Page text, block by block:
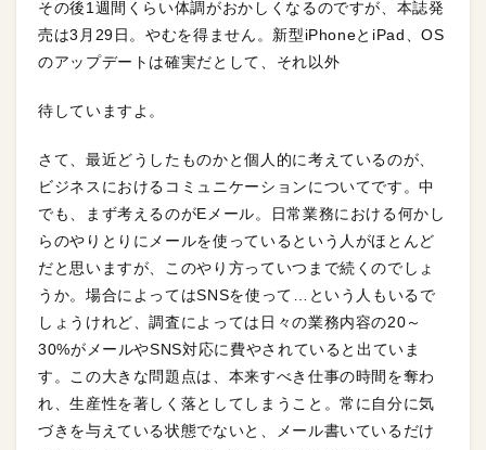
その後1週間くらい体調がおかしくなるのですが、本誌発
売は3月29日。やむを得ません。新型iPhoneとiPad、OS
のアップデートは確実だとして、それ以外
待していますよ。
さて、最近どうしたものかと個人的に考えているのが、
ビジネスにおけるコミュニケーションについてです。中
でも、まず考えるのがEメール。日常業務における何かし
らのやりとりにメールを使っているという人がほとんど
だと思いますが、このやり方っていつまで続くのでしょ
うか。場合によってはSNSを使って…という人もいるで
しょうけれど、調査によっては日々の業務内容の20～
30%がメールやSNS対応に費やされていると出ていま
す。この大きな問題点は、本来すべき仕事の時間を奪わ
れ、生産性を著しく落としてしまうこと。常に自分に気
づきを与えている状態でないと、メール書いているだけ